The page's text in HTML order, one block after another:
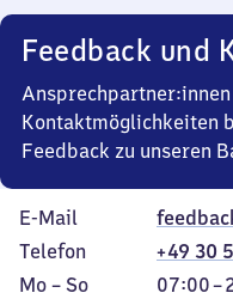
Feedback und
Ansprechpartner:innen
Kontaktmöglichkeiten
Feedback zu unseren
E-Mail
Telefon
+49 30
Montag
Mo – So,
07:00–
Von